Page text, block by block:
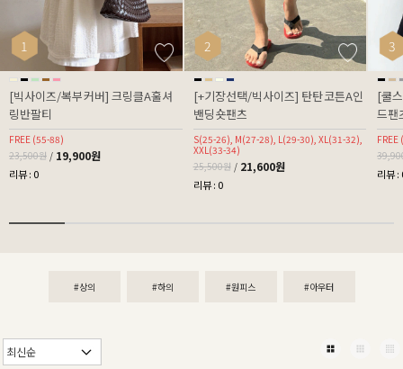
1
[빅사이즈/복부커버] 크링클A훌셔
링반팔티
FREE (55-88)
23,500원 / 19,900원
리뷰 : 0
2
[+기장선택/빅사이즈] 탄탄코튼A인
밴딩숏팬츠
S(25-26), M(27-28), L(29-30), XL(31-32),
XXL(33-34)
25,500원 / 21,600원
리뷰 : 0
3
[쿨
드
리뷰 :
#상의 #하의 #원피스 #아우터